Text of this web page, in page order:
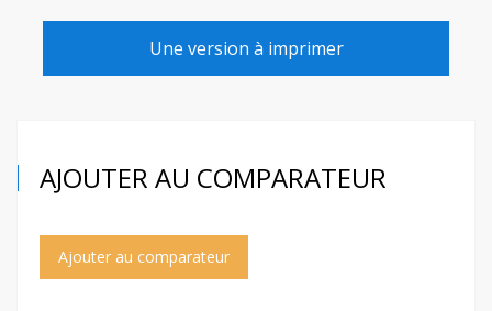
Une version à imprimer
AJOUTER AU COMPARATEUR
Ajouter au comparateur